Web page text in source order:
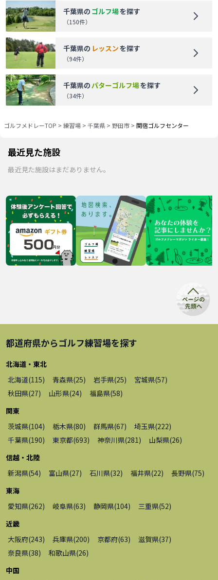
千葉県の ゴルフ場を探す
（150件）
千葉県の レッスンを探す
（94件）
千葉県のパターゴルフ場を探す
（34件）
ゴルフメドレーTOP > 練習場 > 千葉県 > 野田市 > 関宿ゴルフセンター
最近見た施設
最近見た施設はまだありません。
都道府県からゴルフ練習場を探す
北海道・東北
北海道(115) 青森県(25) 岩手県(25) 宮城県(57)
秋田県(27) 山形県(24) 福島県(58)
関東
茨城県(104) 栃木県(80) 群馬県(67) 埼玉県(222)
千葉県(190) 東京都(693) 神奈川県(281) 山梨県(26)
信越・北陸
新潟県(54) 富山県(27) 石川県(32) 福井県(22) 長野県(75)
東海
愛知県(262) 岐阜県(63) 静岡県(104) 三重県(52)
近畿
大阪府(243) 兵庫県(200) 京都府(63) 滋賀県(37)
奈良県(38) 和歌山県(26)
中国